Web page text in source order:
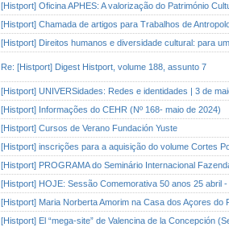
[Histport] Oficina APHES: A valorização do Património
[Histport] Chamada de artigos para Trabalhos de
[Histport] Direitos humanos e diversidade cultural: para
Re: [Histport] Digest Histport, volume 188, assunto 7
[Histport] UNIVERSidades: Redes e identidades | 3 de
[Histport] Informações do CEHR (Nº 168- maio de 2024)
[Histport] Cursos de Verano Fundación Yuste
[Histport] inscrições para a aquisição do volume Cortes
[Histport] PROGRAMA do Seminário Internacional
[Histport] HOJE: Sessão Comemorativa 50 anos 25 abril -
[Histport] Maria Norberta Amorim na Casa dos Açores do
[Histport] El “mega-site” de Valencina de la Concepción